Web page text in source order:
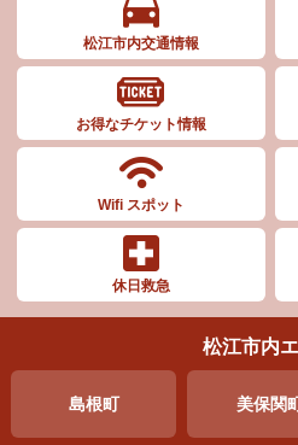
松江市内交通情報
お得なチケット情報
Wifi スポット
休日救急
松江市内
島根町 美保関